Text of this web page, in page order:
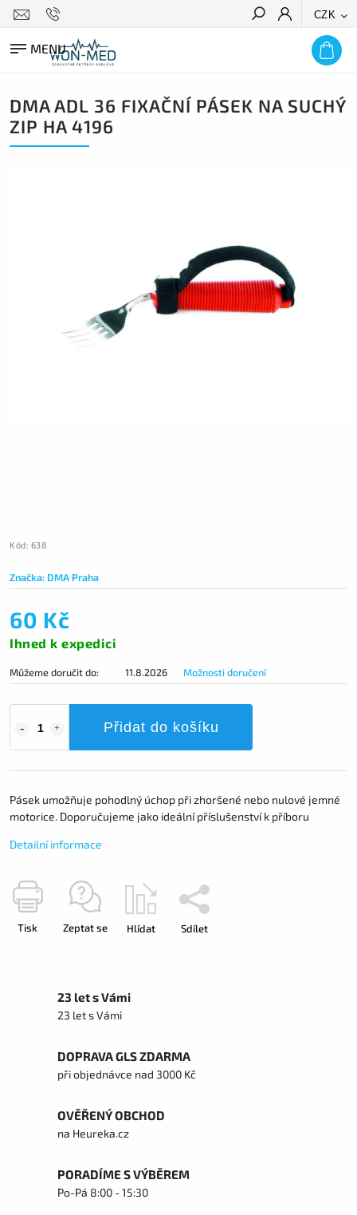
CZK
HLEDAT
DMA ADL 36 FIXAČNÍ PÁSEK NA SUCHÝ
ZIP HA 4196
Kód: 638
Značka: DMA Praha
60 Kč
Ihned k expedici
Můžeme doručit do: 11.8.2026 Možnosti doručení
Přidat do košíku
Pásek umožňuje pohodlný úchop při zhoršené nebo nulové jemné
motorice. Doporučujeme jako ideální příslušenství k příboru
Detailní informace
Tisk Zeptat se Hlídat Sdílet
23 let s Vámi
23 let s Vámi
DOPRAVA GLS ZDARMA
při objednávce nad 3000 Kč
OVĚŘENÝ OBCHOD
na Heureka.cz
PORADÍME S VÝBĚREM
Po-Pá 8:00 - 15:30